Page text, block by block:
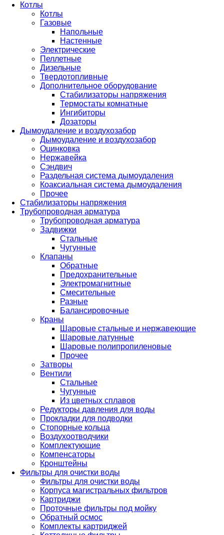
Котлы
Котлы
Газовые
Напольные
Настенные
Электрические
Пеллетные
Дизельные
Твердотопливные
Дополнительное оборудование
Стабилизаторы напряжения
Термостаты комнатные
Ингибиторы
Дозаторы
Дымоудаление и воздухозабор
Дымоудаление и воздухозабор
Оцинковка
Нержавейка
Сэндвич
Раздельная система дымоудаления
Коаксиальная система дымоудаления
Прочее
Стабилизаторы напряжения
Трубопроводная арматура
Трубопроводная арматура
Задвижки
Стальные
Чугунные
Клапаны
Обратные
Предохранительные
Электромагнитные
Смесительные
Разные
Балансировочные
Краны
Шаровые стальные и нержавеющие
Шаровые латунные
Шаровые полипропиленовые
Прочее
Затворы
Вентили
Стальные
Чугунные
Из цветных сплавов
Редукторы давления для воды
Прокладки для подводки
Стопорные кольца
Воздухоотводчики
Комплектующие
Компенсаторы
Кронштейны
Фильтры для очистки воды
Фильтры для очистки воды
Корпуса магистральных фильтров
Картриджи
Проточные фильтры под мойку
Обратный осмос
Комплекты картриджей